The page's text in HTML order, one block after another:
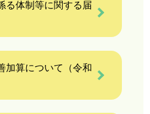
る体制等に関する届
加算について（令和